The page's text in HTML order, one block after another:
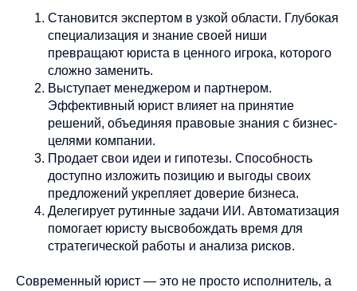
Становится экспертом в узкой области. Глубокая
специализация и знание своей ниши
превращают юриста в ценного игрока, которого
сложно заменить.
Выступает менеджером и партнером.
Эффективный юрист влияет на принятие
решений, объединяя правовые знания с бизнес-
целями компании.
Продает свои идеи и гипотезы. Способность
доступно изложить позицию и выгоды своих
предложений укрепляет доверие бизнеса.
Делегирует рутинные задачи ИИ. Автоматизация
помогает юристу высвобождать время для
стратегической работы и анализа рисков.
Современный юрист — это не просто исполнитель, а